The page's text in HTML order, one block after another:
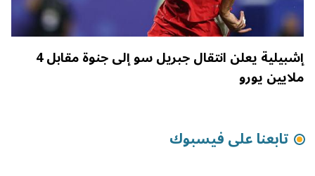
إشبيلية يعلن انتقال جبريل سو إلى جنوة مقابل 4
ملايين يورو
تابعنا على فيسبوك